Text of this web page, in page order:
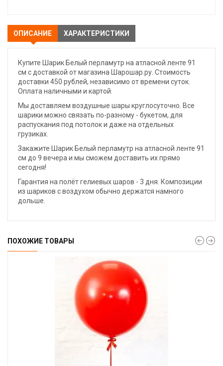
ОПИСАНИЕ ХАРАКТЕРИСТИКИ
Купите Шарик Белый перламутр на атласной ленте 91
см с доставкой от магазина Шарошар.ру. Стоимость
доставки 450 рублей, независимо от времени суток.
Оплата наличными и картой.
Мы доставляем воздушные шары круглосуточно. Все
шарики можно связать по-разному - букетом, для
распускания под потолок и даже на отдельных
грузиках.
Закажите Шарик Белый перламутр на атласной ленте 91
см до 9 вечера и мы сможем доставить их прямо
сегодня!
Гарантия на полёт гелиевых шаров - 3 дня. Композиции
из шариков с воздухом обычно держатся намного
дольше.
ПОХОЖИЕ ТОВАРЫ